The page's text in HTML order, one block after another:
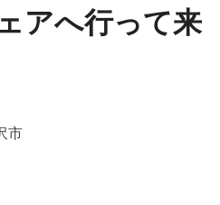
アへ行って来
市